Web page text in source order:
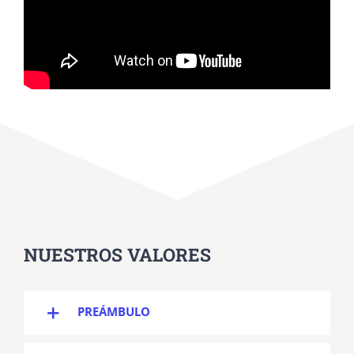
NUESTROS VALORES
PREÁMBULO